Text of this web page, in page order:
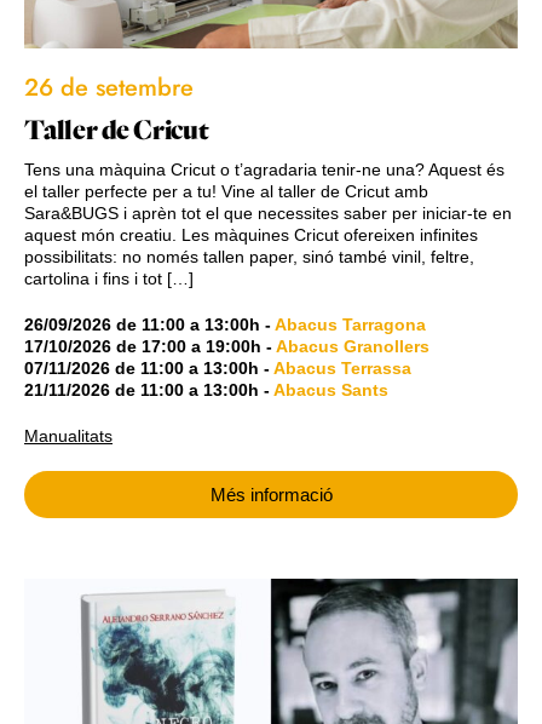
26 de setembre
Taller de Cricut
Tens una màquina Cricut o t’agradaria tenir-ne una? Aquest és
el taller perfecte per a tu! Vine al taller de Cricut amb
Sara&BUGS i aprèn tot el que necessites saber per iniciar-te en
aquest món creatiu. Les màquines Cricut ofereixen infinites
possibilitats: no només tallen paper, sinó també vinil, feltre,
cartolina i fins i tot […]
26/09/2026 de 11:00 a 13:00h -Abacus Tarragona
17/10/2026 de 17:00 a 19:00h -Abacus Granollers
07/11/2026 de 11:00 a 13:00h -Abacus Terrassa
21/11/2026 de 11:00 a 13:00h -Abacus Sants
Manualitats
Més informació